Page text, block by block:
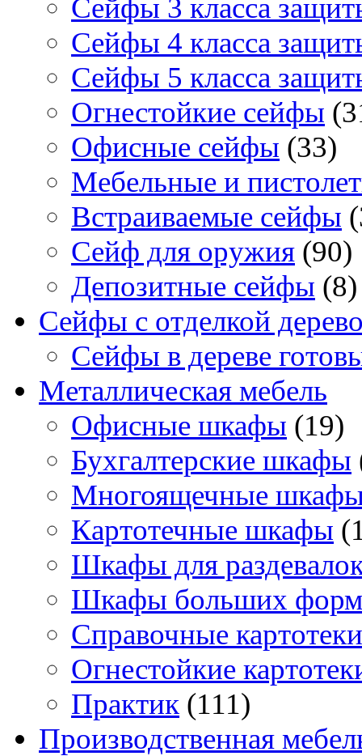
Сейфы 3 класса
Сейфы 4 класса
Сейфы 5 класса
Огнестойкие сейфы
Офисные сейфы (33)
Мебельные и
Встраиваемые сейфы
Сейф для оружия (90)
Депозитные сейфы (8)
Сейфы с отделкой
Сейфы в дереве
Металлическая мебель
Офисные шкафы (19)
Бухгалтерские шкафы
Многоящечные
Картотечные шкафы
Шкафы для
Шкафы больших
Справочные картотеки
Огнестойкие
Практик (111)
Производственная